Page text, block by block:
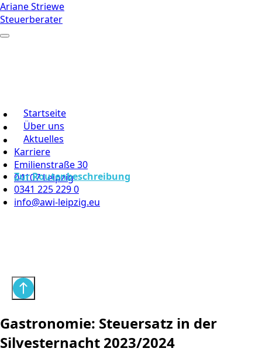
Ariane Striewe
Steuerberater
Startseite
Über uns
Aktuelles
Karriere
Emilienstraße 30
04107 Leipzig
Zur Routenbeschreibung
0341 225 229 0
info@awi-leipzig.eu
Gastronomie: Steuersatz in der
Silvesternacht 2023/2024